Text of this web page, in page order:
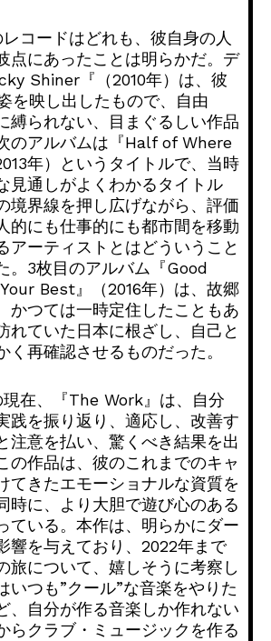
コードはどれも、 彼自身の人
点にあったことは明らかだ。 デ
Shiner『（2010年）は、 彼
を映し出したもので、自由
縛られない、目まぐるしい作品
のアルバムは『Half of Where
年）というタイトルで、 当時
見通しがよくわかるタイトル
境界線を押し広げながら、評価
的にも仕事的にも都市間を移動
アーティストと はどういうこと
。3枚目のアルバム『Good
Best』（2016年）は、故郷
かつては一時定住したこともあ
れていた日本に根ざし、 自己と
く再確認させるものだった。
在、『The Work』は、自分
践を振り返り、適応し、 改善す
注意を払い、驚くべき結果を出
の作品は、 彼のこれまでのキャ
てきたエモーショナルな資質を
時に、 より大胆で遊び心のある
ている。本作は、 明らかにダー
響を与えており、 2022年まで
旅について、 嬉しそうに考察し
いつも”クール”な音楽をやりた
自分が作る音楽しか作れない
らクラブ・ ミュージックを作る